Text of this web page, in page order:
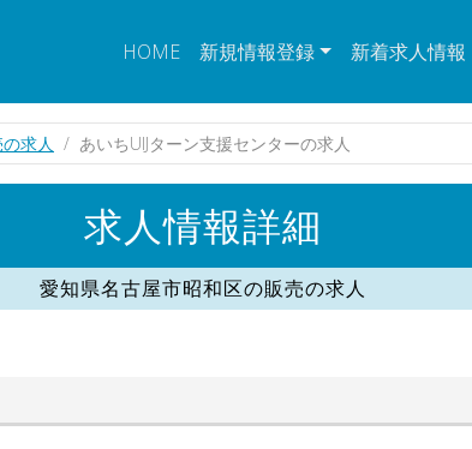
HOME 新規情報登録 新着求人情報
求人 あいちUIJターン支援センターの求人
求人情報詳細
愛知県名古屋市昭和区の販売の求人